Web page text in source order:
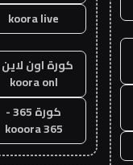
koora live
كورة اون
koora onl
كورة 365 -
kooora 365